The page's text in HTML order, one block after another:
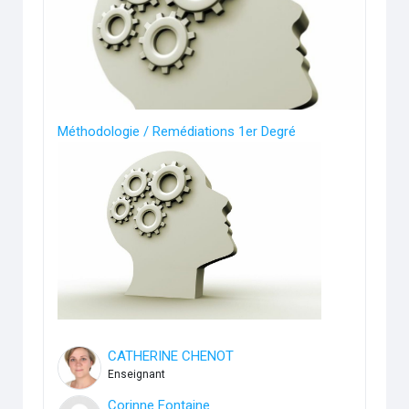
Méthodologie / Remédiations 1er Degré
CATHERINE CHENOT
Enseignant
Corinne Fontaine